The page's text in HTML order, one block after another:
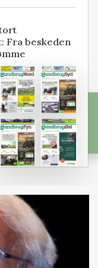
Fra beskeden